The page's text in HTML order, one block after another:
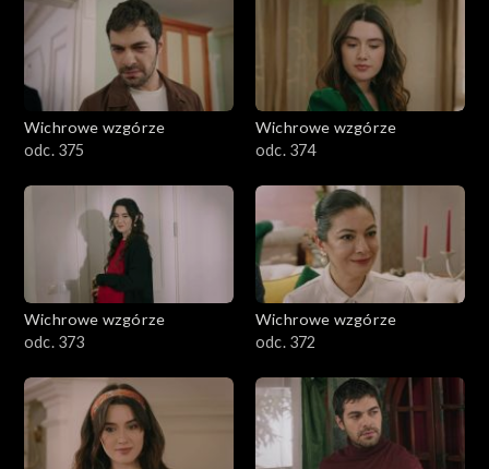
Wichrowe wzgórze
odc. 375
Wichrowe wzgórze
odc. 374
Wichrowe wzgórze
odc. 373
Wichrowe wzgórze
odc. 372